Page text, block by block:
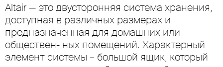
Altair — это двусторонняя система хранения,
доступная в различных размерах и
предназначенная для домашних или
обществен- ных помещений. Характерный
элемент системы – большой ящик, который